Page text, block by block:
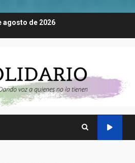
agosto de 2026